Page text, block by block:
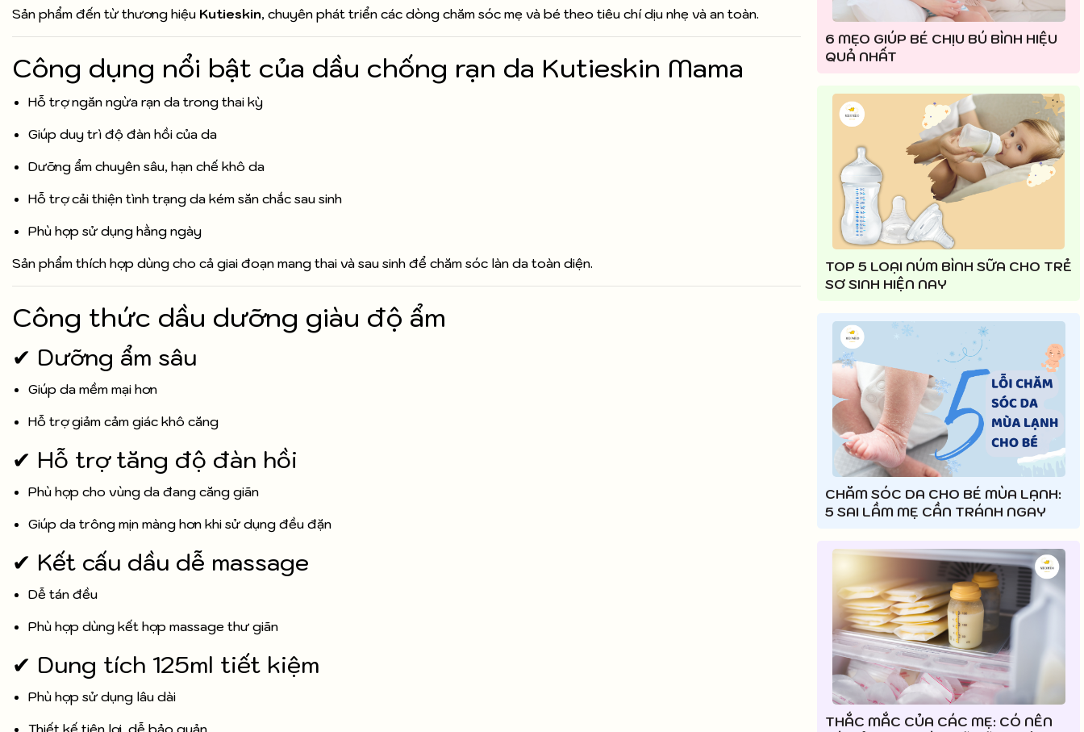
Sản phẩm đến từ thương hiệu Kutieskin, chuyên phát triển các dòng chăm sóc mẹ và bé theo tiêu chí dịu nhẹ và an toàn.
Công dụng nổi bật của dầu chống rạn da Kutieskin Mama
Hỗ trợ ngăn ngừa rạn da trong thai kỳ
Giúp duy trì độ đàn hồi của da
Dưỡng ẩm chuyên sâu, hạn chế khô da
Hỗ trợ cải thiện tình trạng da kém săn chắc sau sinh
Phù hợp sử dụng hằng ngày
Sản phẩm thích hợp dùng cho cả giai đoạn mang thai và sau sinh để chăm sóc làn da toàn diện.
Công thức dầu dưỡng giàu độ ẩm
✔ Dưỡng ẩm sâu
Giúp da mềm mại hơn
Hỗ trợ giảm cảm giác khô căng
✔ Hỗ trợ tăng độ đàn hồi
Phù hợp cho vùng da đang căng giãn
Giúp da trông mịn màng hơn khi sử dụng đều đặn
✔ Kết cấu dầu dễ massage
Dễ tán đều
Phù hợp dùng kết hợp massage thư giãn
✔ Dung tích 125ml tiết kiệm
Phù hợp sử dụng lâu dài
Thiết kế tiện lợi, dễ bảo quản
6 MẸO GIÚP BÉ CHỊU BÚ BÌNH HIỆU
QUẢ NHẤT
TOP 5 LOẠI NÚM BÌNH SỮA CHO TRẺ
SƠ SINH HIỆN NAY
CHĂM SÓC DA CHO BÉ MÙA LẠNH:
5 SAI LẦM MẸ CẦN TRÁNH NGAY
THẮC MẮC CỦA CÁC MẸ: CÓ NÊN